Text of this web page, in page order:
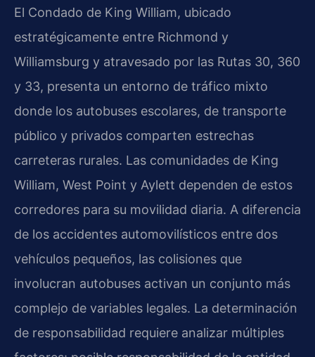
El Condado de King William, ubicado
estratégicamente entre Richmond y
Williamsburg y atravesado por las Rutas 30, 360
y 33, presenta un entorno de tráfico mixto
donde los autobuses escolares, de transporte
público y privados comparten estrechas
carreteras rurales. Las comunidades de King
William, West Point y Aylett dependen de estos
corredores para su movilidad diaria. A diferencia
de los accidentes automovilísticos entre dos
vehículos pequeños, las colisiones que
involucran autobuses activan un conjunto más
complejo de variables legales. La determinación
de responsabilidad requiere analizar múltiples